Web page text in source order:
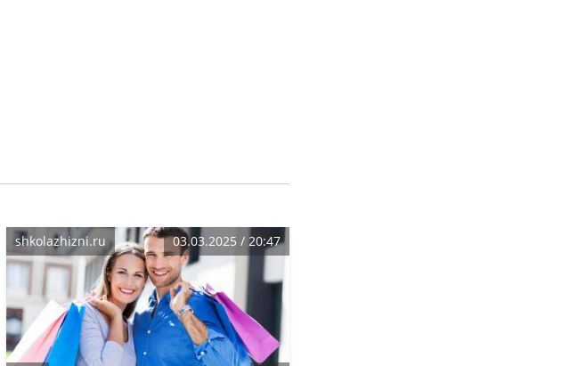
shkolazhizni.ru 03.03.2025 / 20:47